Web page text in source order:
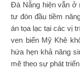
Đà Nẵng hiện vẫn ở
tư đón đầu tiềm
án tọa lạc tại các vị
ven biển Mỹ Khê
hứa hẹn khả năng
mẽ theo sự phát